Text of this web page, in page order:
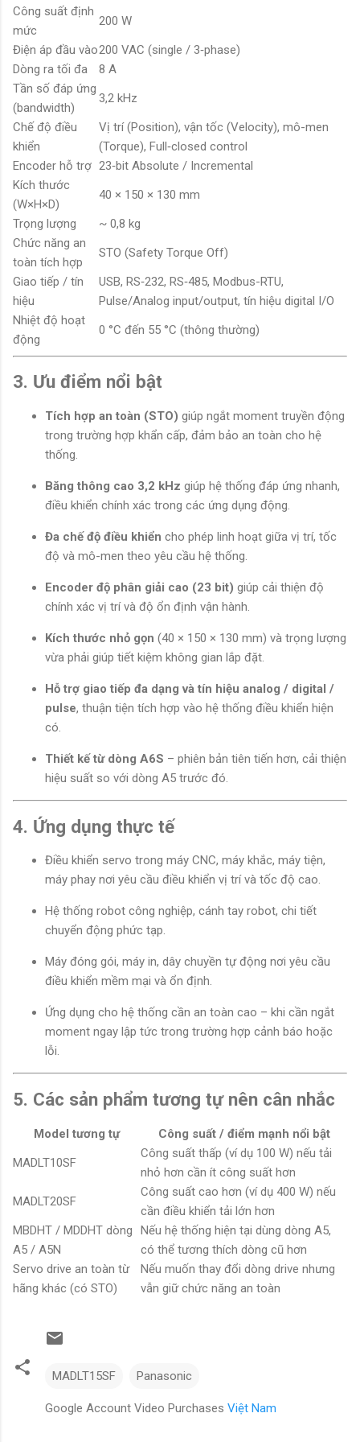
Công suất định
mức
200 W
Điện áp đầu vào200 VAC (single / 3‑phase)
Dòng ra tối đa
8 A
Tần số đáp ứng
(bandwidth)
3,2 kHz
Chế độ điều
khiển
Vị trí (Position), vận tốc (Velocity), mô-men
(Torque), Full‑closed control
Encoder hỗ trợ 23‑bit Absolute / Incremental
Kích thước
(W×H×D)
40 × 150 × 130 mm
Trọng lượng
~ 0,8 kg
Chức năng an
toàn tích hợp
STO (Safety Torque Off)
Giao tiếp / tín
hiệu
USB, RS‑232, RS‑485, Modbus-RTU,
Pulse/Analog input/output, tín hiệu digital I/O
Nhiệt độ hoạt
động
0 °C đến 55 °C (thông thường)
3. Ưu điểm nổi bật
Tích hợp an toàn (STO) giúp ngắt moment truyền động
trong trường hợp khẩn cấp, đảm bảo an toàn cho hệ
thống.
Băng thông cao 3,2 kHz giúp hệ thống đáp ứng nhanh,
điều khiển chính xác trong các ứng dụng động.
Đa chế độ điều khiển cho phép linh hoạt giữa vị trí, tốc
độ và mô-men theo yêu cầu hệ thống.
Encoder độ phân giải cao (23 bit) giúp cải thiện độ
chính xác vị trí và độ ổn định vận hành.
Kích thước nhỏ gọn (40 × 150 × 130 mm) và trọng lượng
vừa phải giúp tiết kiệm không gian lắp đặt.
Hỗ trợ giao tiếp đa dạng và tín hiệu analog / digital /
pulse, thuận tiện tích hợp vào hệ thống điều khiển hiện
có.
Thiết kế từ dòng A6S – phiên bản tiên tiến hơn, cải thiện
hiệu suất so với dòng A5 trước đó.
4. Ứng dụng thực tế
Điều khiển servo trong máy CNC, máy khắc, máy tiện,
máy phay nơi yêu cầu điều khiển vị trí và tốc độ cao.
Hệ thống robot công nghiệp, cánh tay robot, chi tiết
chuyển động phức tạp.
Máy đóng gói, máy in, dây chuyền tự động nơi yêu cầu
điều khiển mềm mại và ổn định.
Ứng dụng cho hệ thống cần an toàn cao – khi cần ngắt
moment ngay lập tức trong trường hợp cảnh báo hoặc
lỗi.
5. Các sản phẩm tương tự nên cân nhắc
Model tương tự
Công suất / điểm mạnh nổi bật
MADLT10SF
Công suất thấp (ví dụ 100 W) nếu tải
nhỏ hơn cần ít công suất hơn
MADLT20SF
Công suất cao hơn (ví dụ 400 W) nếu
cần điều khiển tải lớn hơn
MBDHT / MDDHT dòng
A5 / A5N
Nếu hệ thống hiện tại dùng dòng A5,
có thể tương thích dòng cũ hơn
Servo drive an toàn từ
hãng khác (có STO)
Nếu muốn thay đổi dòng drive nhưng
vẫn giữ chức năng an toàn
MADLT15SF Panasonic
Google Account Video Purchases Việt Nam